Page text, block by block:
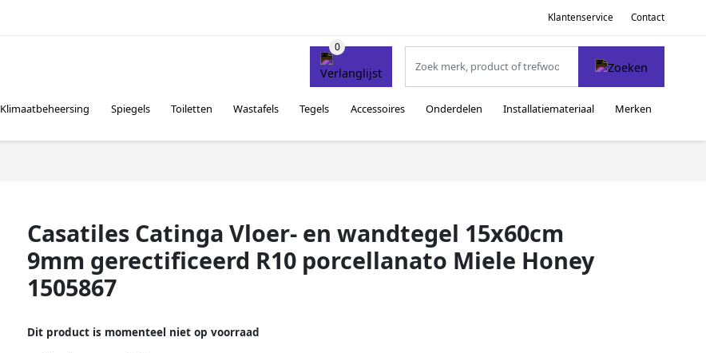
Klantenservice Contact
Klimaatbeheersing Spiegels Toiletten Wastafels Tegels Accessoires Onderdelen Installatiemateriaal Merken
Casatiles Catinga Vloer- en wandtegel 15x60cm
9mm gerectificeerd R10 porcellanato Miele Honey
1505867
Dit product is momenteel niet op voorraad